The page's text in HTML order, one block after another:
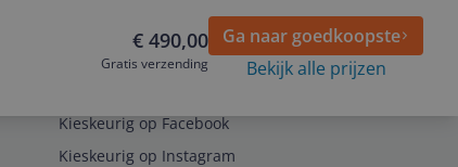
€ 490,00
Gratis verzending
Ga naar goedkoopste
Bekijk alle prijzen
Kieskeurig op Facebook
Kieskeurig op Instagram